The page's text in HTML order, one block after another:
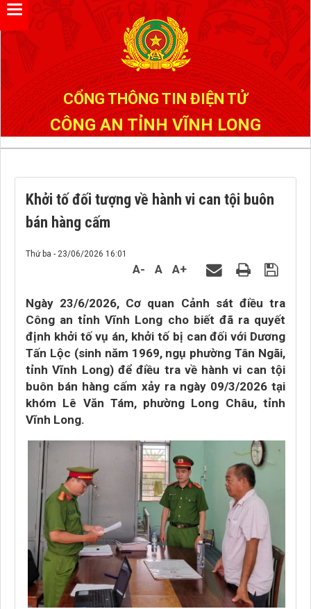
CỔNG THÔNG TIN ĐIỆN TỬ
CÔNG AN TỈNH VĨNH LONG
Khởi tố đối tượng về hành vi can tội buôn
bán hàng cấm
Thứ ba - 23/06/2026 16:01
A- A A+
Ngày 23/6/2026, Cơ quan Cảnh sát điều tra
Công an tỉnh Vĩnh Long cho biết đã ra quyết
định khởi tố vụ án, khởi tố bị can đối với Dương
Tấn Lộc (sinh năm 1969, ngụ phường Tân Ngãi,
tỉnh Vĩnh Long) để điều tra về hành vi can tội
buôn bán hàng cấm xảy ra ngày 09/3/2026 tại
khóm Lê Văn Tám, phường Long Châu, tỉnh
Vĩnh Long.